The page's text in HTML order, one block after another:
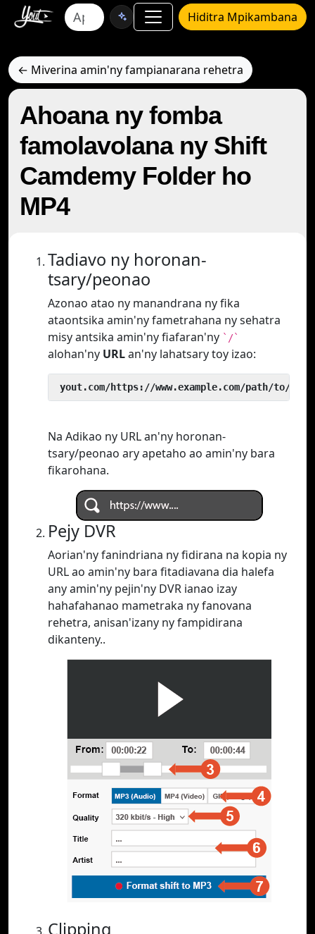
Hiditra Mpikambana
← Miverina amin'ny fampianarana rehetra
Ahoana ny fomba
famolavolana ny Shift
Camdemy Folder ho
MP4
Tadiavo ny horonan-
tsary/peonao
Azonao atao ny manandrana ny fika
ataontsika amin'ny fametrahana ny sehatra
misy antsika amin'ny fiafaran'ny `/`
alohan'ny URLan'ny lahatsary toy izao:
yout.com/https://www.example.com/path/to/
Na Adikao ny URL an'ny horonan-
tsary/peonao ary apetaho ao amin'ny bara
fikarohana.
Pejy DVR
Aorian'ny fanindriana ny fidirana na kopia ny
URL ao amin'ny bara fitadiavana dia halefa
any amin'ny pejin'ny DVR ianao izay
hahafahanao mametraka ny fanovana
rehetra, anisan'izany ny fampidirana
dikanteny..
Clipping